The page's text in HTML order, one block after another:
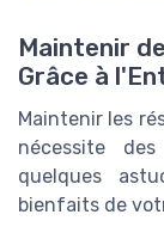
Maintenir
Grâce à
Maintenir les
nécessite
quelques
bienfaits de